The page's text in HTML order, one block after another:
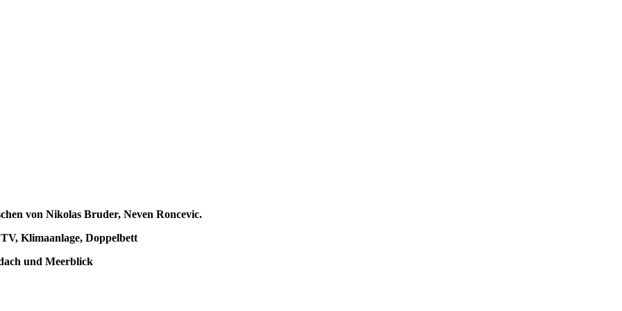
von Nikolas Bruder, Neven Roncevic.
Klimaanlage, Doppelbett
und Meerblick